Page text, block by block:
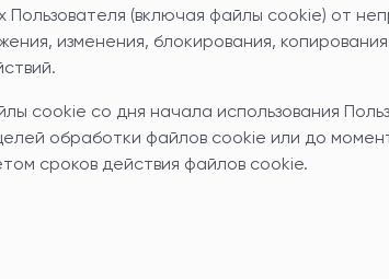
(включая файлы cookie) от
изменения, блокирования,
cookie со дня начала использования
обработки файлов cookie или до
сроков действия файлов cookie.